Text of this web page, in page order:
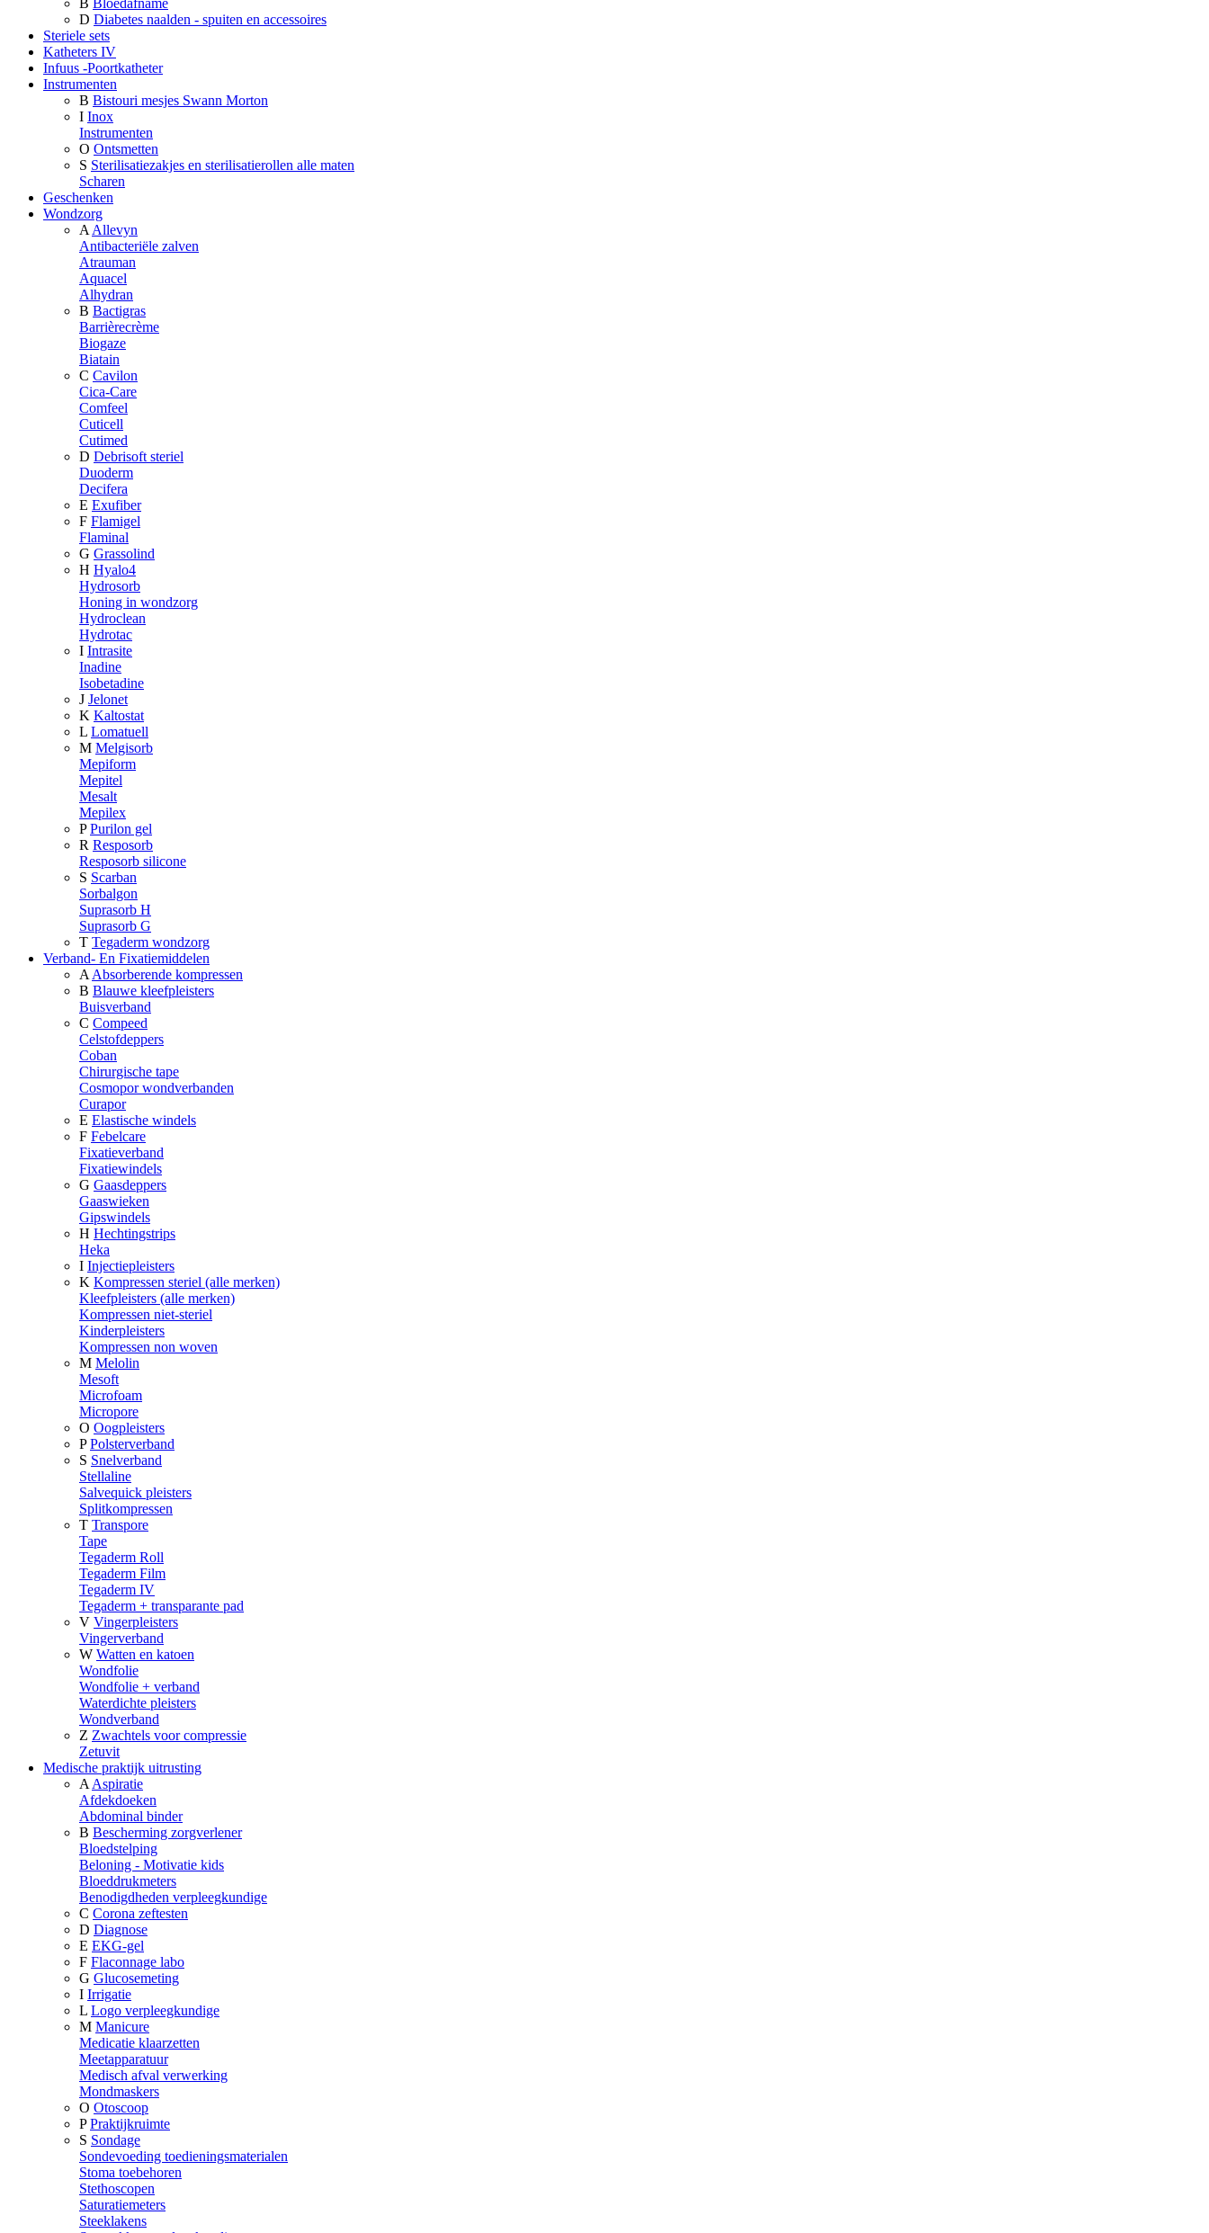
B Bloedafname
D Diabetes naalden - spuiten en accessoires
Steriele sets
Katheters IV
Infuus -Poortkatheter
Instrumenten
B Bistouri mesjes Swann Morton
I Inox
Instrumenten
O Ontsmetten
S Sterilisatiezakjes en sterilisatierollen alle maten
Scharen
Geschenken
Wondzorg
A Allevyn
Antibacteriële zalven
Atrauman
Aquacel
Alhydran
B Bactigras
Barrièrecrème
Biogaze
Biatain
C Cavilon
Cica-Care
Comfeel
Cuticell
Cutimed
D Debrisoft steriel
Duoderm
Decifera
E Exufiber
F Flamigel
Flaminal
G Grassolind
H Hyalo4
Hydrosorb
Honing in wondzorg
Hydroclean
Hydrotac
I Intrasite
Inadine
Isobetadine
J Jelonet
K Kaltostat
L Lomatuell
M Melgisorb
Mepiform
Mepitel
Mesalt
Mepilex
P Purilon gel
R Resposorb
Resposorb silicone
S Scarban
Sorbalgon
Suprasorb H
Suprasorb G
T Tegaderm wondzorg
Verband- En Fixatiemiddelen
A Absorberende kompressen
B Blauwe kleefpleisters
Buisverband
C Compeed
Celstofdeppers
Coban
Chirurgische tape
Cosmopor wondverbanden
Curapor
E Elastische windels
F Febelcare
Fixatieverband
Fixatiewindels
G Gaasdeppers
Gaaswieken
Gipswindels
H Hechtingstrips
Heka
I Injectiepleisters
K Kompressen steriel (alle merken)
Kleefpleisters (alle merken)
Kompressen niet-steriel
Kinderpleisters
Kompressen non woven
M Melolin
Mesoft
Microfoam
Micropore
O Oogpleisters
P Polsterverband
S Snelverband
Stellaline
Salvequick pleisters
Splitkompressen
T Transpore
Tape
Tegaderm Roll
Tegaderm Film
Tegaderm IV
Tegaderm + transparante pad
V Vingerpleisters
Vingerverband
W Watten en katoen
Wondfolie
Wondfolie + verband
Waterdichte pleisters
Wondverband
Z Zwachtels voor compressie
Zetuvit
Medische praktijk uitrusting
A Aspiratie
Afdekdoeken
Abdominal binder
B Bescherming zorgverlener
Bloedstelping
Beloning - Motivatie kids
Bloeddrukmeters
Benodigdheden verpleegkundige
C Corona zeftesten
D Diagnose
E EKG-gel
F Flaconnage labo
G Glucosemeting
I Irrigatie
L Logo verpleegkundige
M Manicure
Medicatie klaarzetten
Meetapparatuur
Medisch afval verwerking
Mondmaskers
O Otoscoop
P Praktijkruimte
S Sondage
Sondevoeding toedieningsmaterialen
Stoma toebehoren
Stethoscopen
Saturatiemeters
Steeklakens